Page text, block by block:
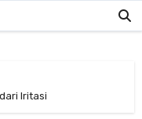
Iritasi